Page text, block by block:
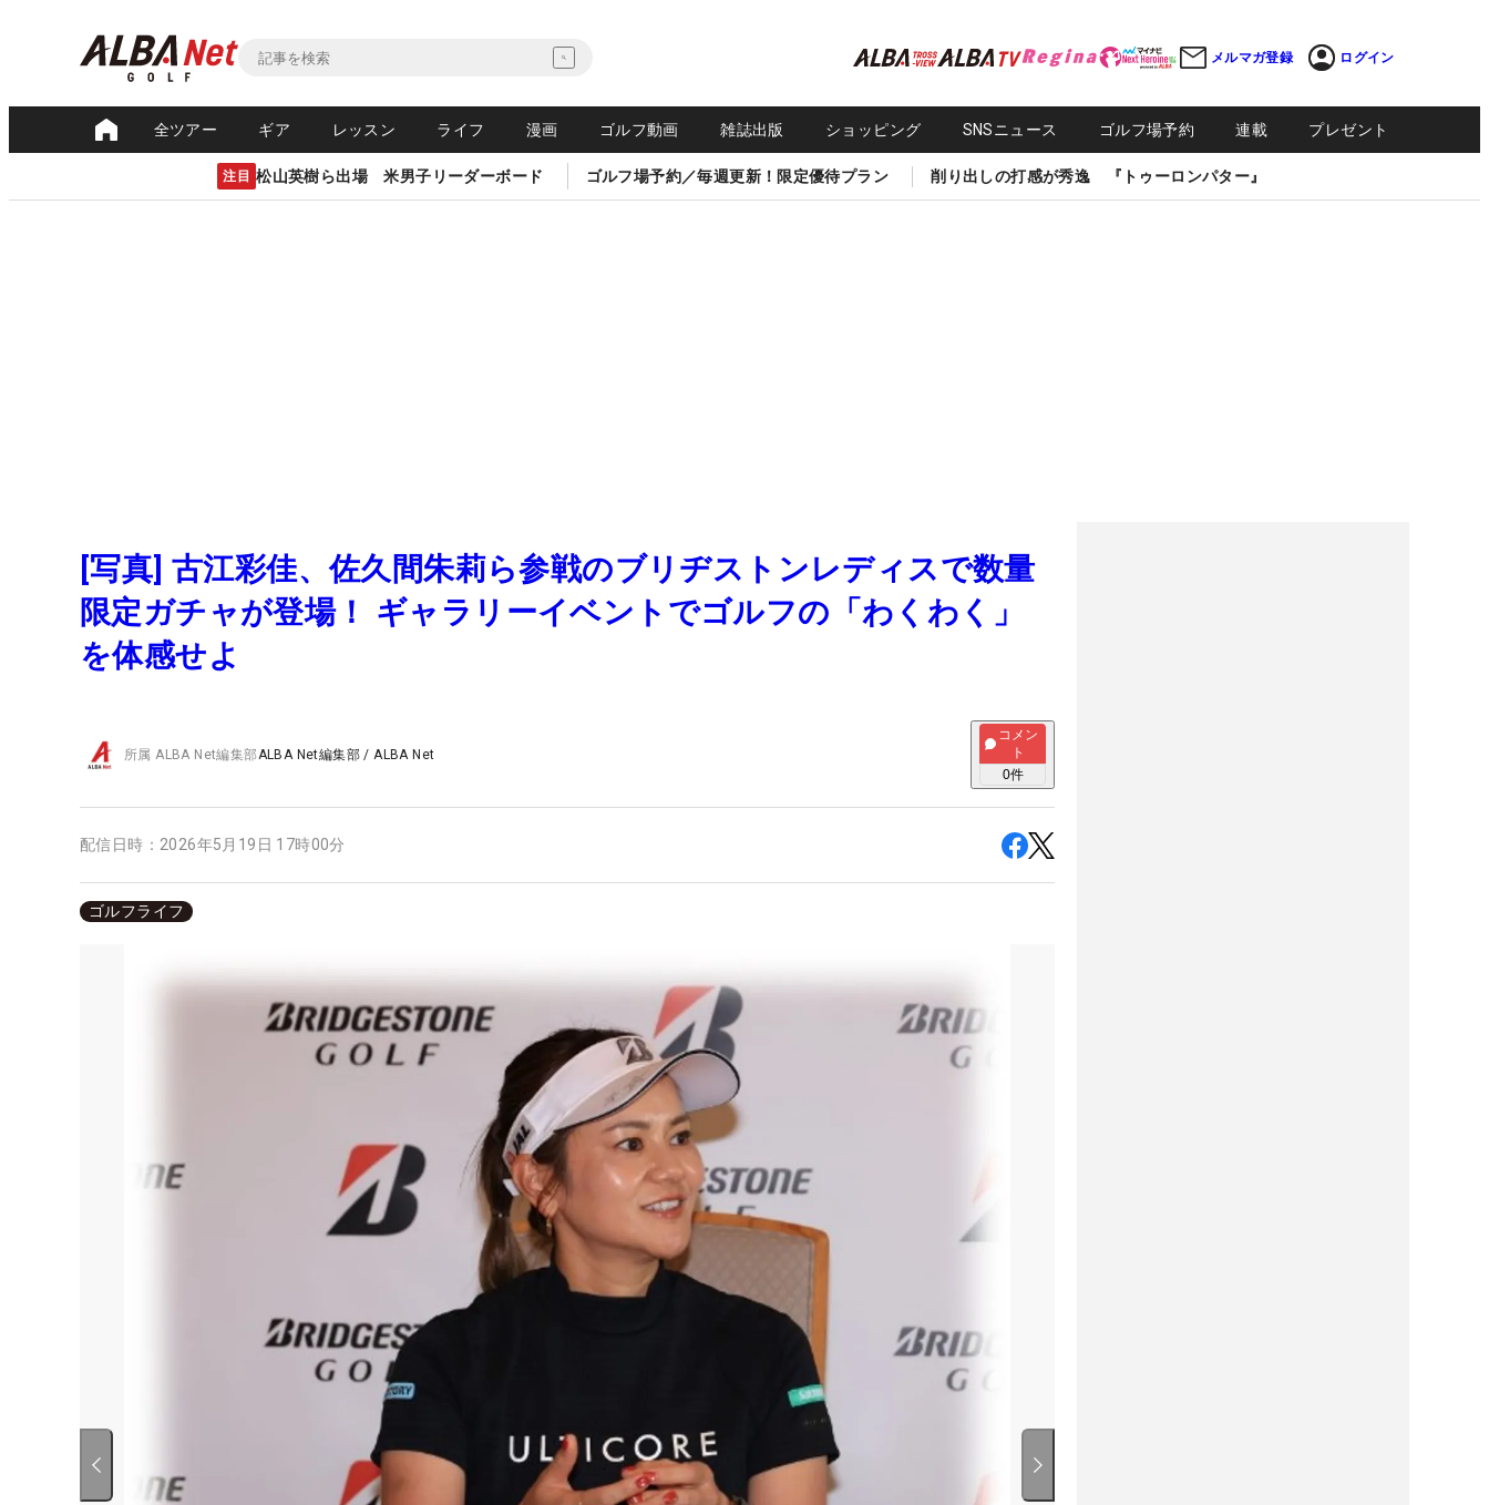
メルマガ登録 ログイン
全ツアー ギア レッスン ライフ 漫画 ゴルフ動画 雑誌出版 ショッピング SNSニュース ゴルフ場予約 連載 プレゼント
注目 松山英樹ら出場 米男子リーダーボード ゴルフ場予約／毎週更新！限定優待プラン 削り出しの打感が秀逸 『トゥーロンパター』
[写真] 古江彩佳、佐久間朱莉ら参戦のブリヂストンレディスで数量
限定ガチャが登場！ ギャラリーイベントでゴルフの「わくわく」
を体感せよ
所属ALBA Net編集部ALBA Net編集部 /ALBA Net
コメン
ト
0件
配信日時： 2026年5月19日 17時00分
ゴルフライフ